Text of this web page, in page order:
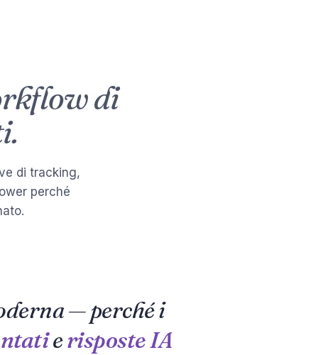
di
di tracking,
perché
— perché i
erisposte IA